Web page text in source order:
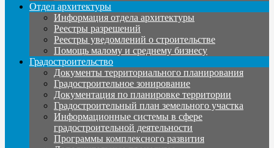
Отдел архитектуры
Информация отдела архитектуры
Реестры разрешений
Реестры уведомлений о строительстве
Помощь малому и среднему бизнесу
Градостроительство
Документы территориального планирования
Градостроительное зонирование
Документация по планировке территории
Градостроительный план земельного участка
Информационные системы в сфере
градостроительной деятельности
Программы комплексного развития